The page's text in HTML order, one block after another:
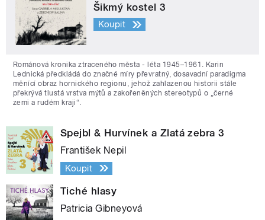
Šikmý kostel 3
Koupit
Románová kronika ztraceného města - léta 1945–1961. Karin
Lednická předkládá do značné míry převratný, dosavadní paradigma
měnící obraz hornického regionu, jehož zahlazenou historii stále
překrývá tlustá vrstva mýtů a zakořeněných stereotypů o „černé
zemi a rudém kraji“.
Spejbl & Hurvínek a Zlatá zebra 3
František Nepil
Koupit
Tiché hlasy
Patricia Gibneyová